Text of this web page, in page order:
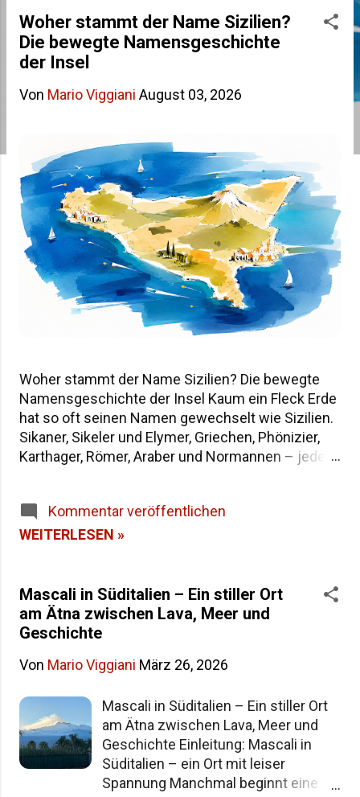
Woher stammt der Name Sizilien?
Die bewegte Namensgeschichte
der Insel
Von Mario Viggiani August 03, 2026
Woher stammt der Name Sizilien? Die bewegte
Namensgeschichte der Insel Kaum ein Fleck Erde
hat so oft seinen Namen gewechselt wie Sizilien.
Sikaner, Sikeler und Elymer, Griechen, Phönizier,
Karthager, Römer, Araber und Normannen – jede
fragst, warum die Insel heute "Sicilia" heißt und
wie sie in der Antike genannt wurde, findest du
heutigen Namen. Woher stammt der Name
Sizilien Inhaltsverzeichnis Die Herkunft des
Namens "Sicilia" Der älteste Name: Trinakria und
Sikanern Die drei vorgriechischen Völker Siziliens
Siziliens im Überblick Häufige Fragen zur
Namensgeschichte Siziliens Fazit
Kommentar veröffentlichen
WEITERLESEN »
Mascali in Süditalien – Ein stiller Ort
am Ätna zwischen Lava, Meer und
Geschichte
Von Mario Viggiani März 26, 2026
Mascali in Süditalien – Ein stiller Ort
am Ätna zwischen Lava, Meer und
Geschichte Einleitung: Mascali in
Süditalien – ein Ort mit leiser
Spannung Manchmal beginnt eine